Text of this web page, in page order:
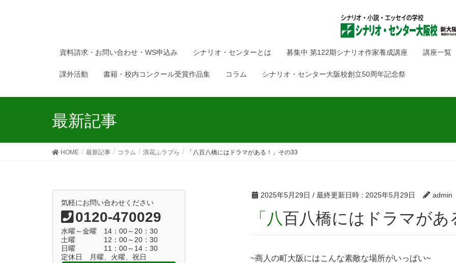
資料請求・お問い合わせ・WS申込み シナリオ・センターとは 募集中 第122期シナリオ作家養成講座 講座一覧
課外活動 書籍・校内コンクール受賞作品集 コラム シナリオ・センター大阪校創立50周年記念祭
最新記事
HOME 最新記事 コラム 浪花ふラブら 「八百八橋にはドラマがある！」その33
2025年5月29日 / 最終更新日時 : 2025年5月29日 admin
「八百八橋にはドラマが
~商人の町大阪にはこんな素敵な場所がいっぱい~
気軽にお問い合わせください
0120-470029
水曜～金曜 14：00～20：30
土曜 12：00～20：30
日曜 11：00～14：30
定休日 月曜、火曜、祝日